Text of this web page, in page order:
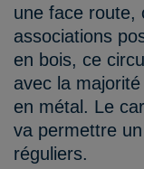
une face route,
associations
en bois, ce
avec la
en métal. Le
va permettre
réguliers.